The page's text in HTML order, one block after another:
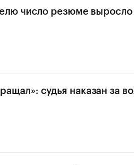
число резюме выросло
судья наказан за